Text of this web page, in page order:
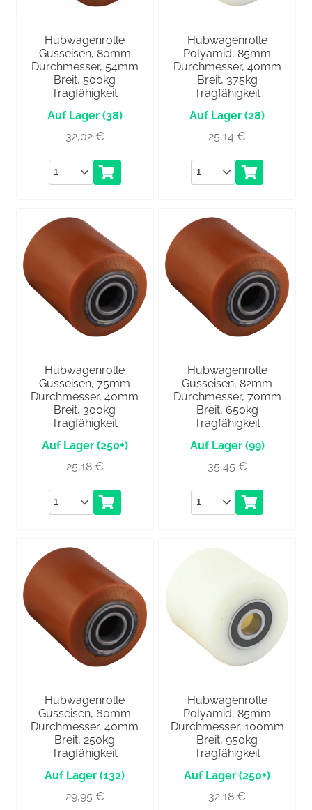
Hubwagenrolle
Gusseisen, 80mm
Durchmesser, 54mm
Breit, 500kg
Tragfähigkeit
(38)
32,02 €
Anzahl
Hubwagenrolle
Polyamid, 85mm
Durchmesser, 40mm
Breit, 375kg
Tragfähigkeit
(28)
25,14€
Anzahl
Hubwagenrolle
Gusseisen, 75mm
Durchmesser, 40mm
Breit, 300kg
Tragfähigkeit
(250+)
25,18 €
Anzahl
Hubwagenrolle
Gusseisen, 82mm
Durchmesser, 70mm
Breit, 650kg
Tragfähigkeit
(99)
35,45 €
Anzahl
Hubwagenrolle
Gusseisen, 60mm
Durchmesser, 40mm
Breit, 250kg
Tragfähigkeit
(132)
29,95 €
Hubwagenrolle
Polyamid, 85mm
Durchmesser, 100mm
Breit, 950kg
Tragfähigkeit
(250+)
32,18€